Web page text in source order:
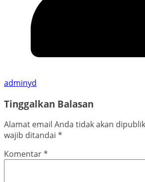
adminyd
Tinggalkan Balasan
Alamat email Anda tidak akan
wajib ditandai *
Komentar*